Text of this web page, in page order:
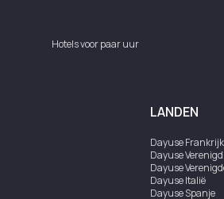
Hotels voor paar uur
LANDEN
DayuseFrankrijk
Dayuse
Dayuse
DayuseItalië
DayuseSpanje